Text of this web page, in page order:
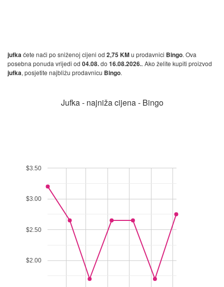
jufkaćete naći po sniženoj cijeni od 2,75 KMu prodavnici Bingo. Ova
posebna ponuda vrijedi od 04.08.do 16.08.2026.. Ako želite kupiti proizvod
jufka, posjetite najbližu prodavnicu Bingo.
Jufka - najniža cijena - Bingo
$2.00
$2.50
$3.00
$3.50